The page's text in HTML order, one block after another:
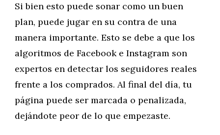
Si bien esto puede sonar como un buen
plan, puede jugar en su contra de una
manera importante. Esto se debe a que los
algoritmos de Facebook e Instagram son
expertos en detectar los seguidores reales
frente a los comprados. Al final del día, tu
página puede ser marcada o penalizada,
dejándote peor de lo que empezaste.